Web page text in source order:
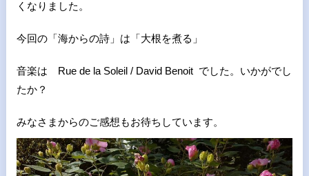
くなりました。
今回の「海からの詩」は「大根を煮る」
音楽は Rue de la Soleil / David Benoit でした。いかがでし
たか？
みなさまからのご感想もお待ちしています。